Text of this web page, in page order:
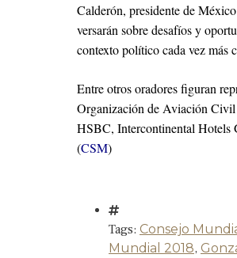
Calderón, presidente de
versarán sobre desafíos y
contexto político cada vez más
Entre otros oradores figuran
Organización de Aviación
HSBC, Intercontinental Hotels
(CSM)
Tags: Consejo
Mundial 2018,